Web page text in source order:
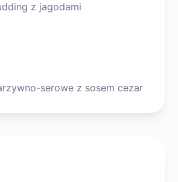
z jagodami
serowe z sosem cezar